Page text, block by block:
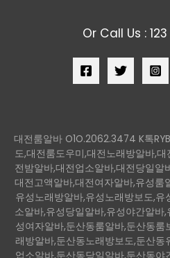
Or Call Us :
대전룸알바 O1O.2062.3474 K톡
도,대전룸도우미,대전노래방알바,
전밤알바,대전업소알바,대전당일알
대전고액알바,대전여자알바,유성룸
유성노래방알바,유성노래방보도,유
소알바,유성당일알바,유성야간알바
성여자알바,둔산동룸알바,둔산동
래방알바,둔산동노래방보도,둔산